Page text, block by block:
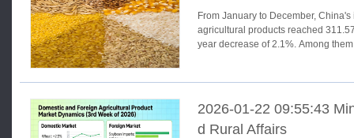
From January to December,
agricultural products reached
year decrease of 2.1%. Among
2026-01-22 09:55:43
d Rural Affairs